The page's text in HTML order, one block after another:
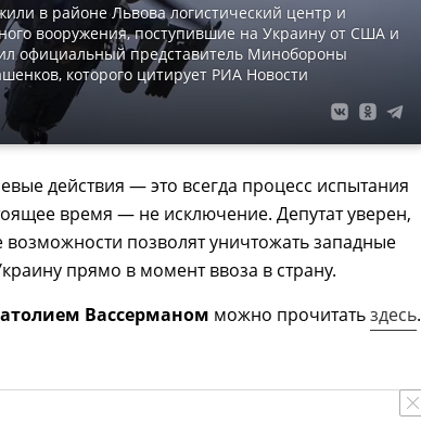
в районе Львова логистический центр и
вооружения, поступившие на Украину от США и
официальный представитель Минобороны
которого цитирует РИА Новости
действия — это всегда процесс испытания
время — не исключение. Депутат уверен,
позволят уничтожать западные
прямо в момент ввоза в страну.
Вассерманом можно прочитатьздесь.